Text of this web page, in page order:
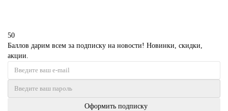
50
Баллов дарим всем за подписку на новости! Новинки, скидки,
акции.
Оформить подписку